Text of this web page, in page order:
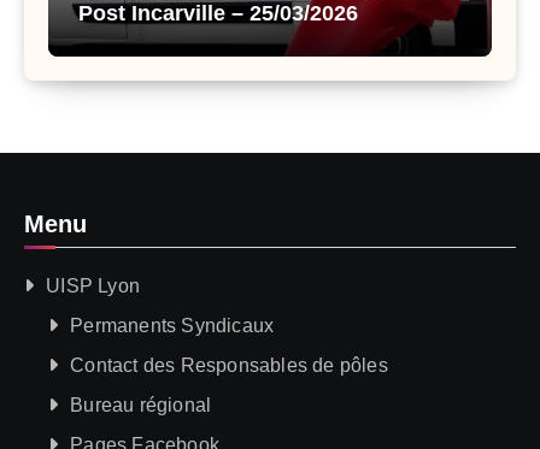
Post Incarville – 25/03/2026
Menu
UISP Lyon
Permanents Syndicaux
Contact des Responsables de pôles
Bureau régional